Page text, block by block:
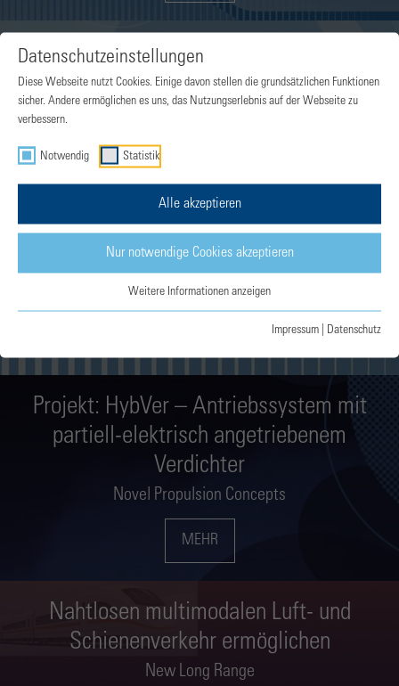
Es ist Zeit für Multimodalität!
Transition to Climate Neutrality
Passagierzentriertes Planen von
integrierten, multimodalen
Transportnetzwerken
Transition to Climate Neutrality
Projekt: HybVer – Antriebssystem mit
partiell-elektrisch angetriebenem
Verdichter
Novel Propulsion Concepts
MEHR
Nahtlosen multimodalen Luft- und
Schienenverkehr ermöglichen
New Long Range
Datenschutzeinstellungen
Diese Webseite nutzt Cookies. Einige davon stellen die grundsätzlichen Funktionen
sicher. Andere ermöglichen es uns, das Nutzungserlebnis auf der Webseite zu
verbessern.
Notwendig Statistik
Alle akzeptieren
Nur notwendige Cookies akzeptieren
Weitere Informationen anzeigen
Impressum Datenschutz